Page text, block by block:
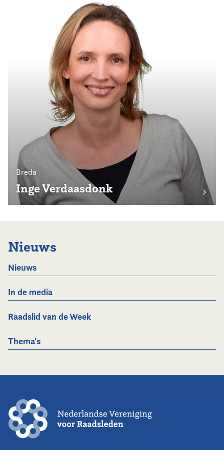
Breda
Inge Verdaasdonk
Nieuws
Nieuws
In de media
Raadslid van de Week
Thema's